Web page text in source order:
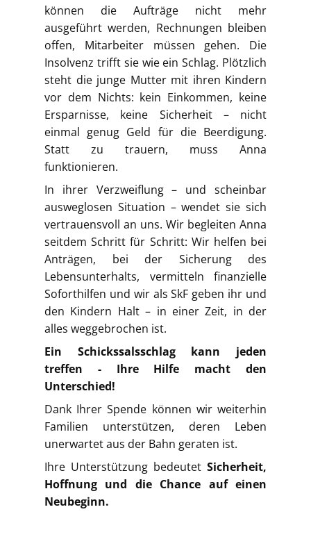
können die Aufträge nicht mehr
ausgeführt werden, Rechnungen bleiben
offen, Mitarbeiter müssen gehen. Die
Insolvenz trifft sie wie ein Schlag. Plötzlich
steht die junge Mutter mit ihren Kindern
vor dem Nichts: kein Einkommen, keine
Ersparnisse, keine Sicherheit – nicht
einmal genug Geld für die Beerdigung.
Statt zu trauern, muss Anna
funktionieren.
In ihrer Verzweiflung – und scheinbar
ausweglosen Situation – wendet sie sich
vertrauensvoll an uns. Wir begleiten Anna
seitdem Schritt für Schritt: Wir helfen bei
Anträgen, bei der Sicherung des
Lebensunterhalts, vermitteln finanzielle
Soforthilfen und wir als SkF geben ihr und
den Kindern Halt – in einer Zeit, in der
alles weggebrochen ist.
Ein Schickssalsschlag kann jeden
treffen - Ihre Hilfe macht den
Unterschied!
Dank Ihrer Spende können wir weiterhin
Familien unterstützen, deren Leben
unerwartet aus der Bahn geraten ist.
Ihre Unterstützung bedeutet Sicherheit,
Hoffnung und die Chance auf einen
Neubeginn.